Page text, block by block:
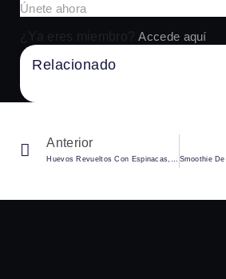
Únete ahora
¿Ya eres miembro?Accede aquí
Relacionado
Anterior
Huevos Revueltos Con Espinacas, Champiñones Y Tomate